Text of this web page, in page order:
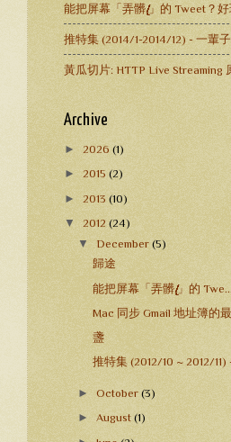
能把屏幕「弄髒.̸̸̸̸̸̸̸̸̸̸̸̸̸̸̸̸̸̸̸̸̸̸̸̸̨̨̨̨̨̨̨̨̨̨̨̨」的 Tweet？好
推特集 (2014/1-2014/12) - 一輩
黃瓜切片: HTTP Live Streaming
Archive
► 2026 (1)
► 2015 (2)
► 2013 (10)
▼ 2012 (24)
▼ December(5)
歸途
能把屏幕「弄髒.̸̸̸̸̸̸̸̸̸̸̸̸̸̸̸̸̸̸̸̸̸̸̸̸̨̨̨̨̨̨̨̨̨̨̨̨」的 Twe...
Mac 同步 Gmail 地址簿的
盞
推特集 (2012/10 ~ 2012/
►October(3)
►August(1)